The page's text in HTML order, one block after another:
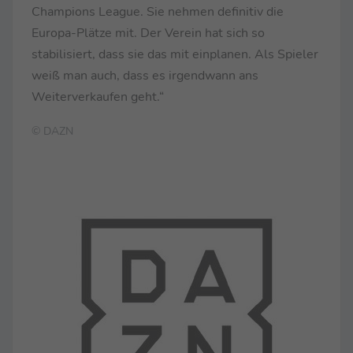
Champions League. Sie nehmen definitiv die
Europa-Plätze mit. Der Verein hat sich so
stabilisiert, dass sie das mit einplanen. Als Spieler
weiß man auch, dass es irgendwann ans
Weiterverkaufen geht.“
© DAZN